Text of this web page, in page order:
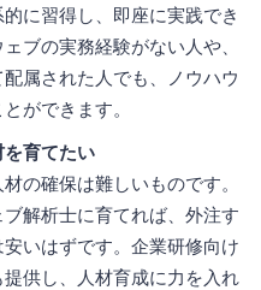
に習得し、即座に実践でき
ブの実務経験がない人や、
属された人でも、ノウハウ
ができます。
育てたい
の確保は難しいものです。
解析士に育てれば、外注す
いはずです。企業研修向け
供し、人材育成に力を入れ